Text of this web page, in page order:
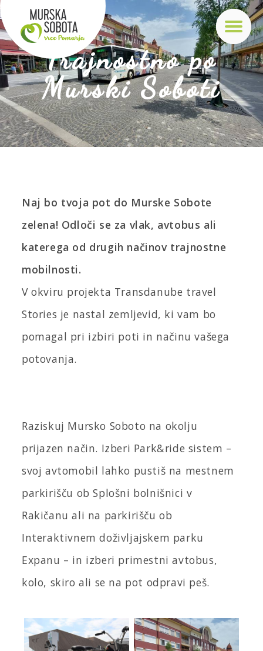
Trajnostno po
Murski Soboti
Naj bo tvoja pot do Murske Sobote
zelena! Odloči se za vlak, avtobus ali
katerega od drugih načinov trajnostne
mobilnosti.
V okviru projekta Transdanube travel
Stories je nastal zemljevid, ki vam bo
pomagal pri izbiri poti in načinu vašega
potovanja.
Raziskuj Mursko Soboto na okolju
prijazen način. Izberi Park&ride sistem –
svoj avtomobil lahko pustiš na mestnem
parkirišču ob Splošni bolnišnici v
Rakičanu ali na parkirišču ob
Interaktivnem doživljajskem parku
Expanu – in izberi primestni avtobus,
kolo, skiro ali se na pot odpravi peš.